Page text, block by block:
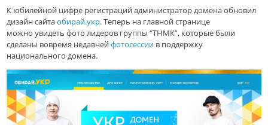
К юбилейной цифре регистраций администратор домена обновил
дизайн сайтаобирай.укр. Теперь на главной странице
можно увидеть фото лидеров группы “ТНМК”, которые были
сделаны вовремя недавнейфотосессии в поддержку
национального домена.